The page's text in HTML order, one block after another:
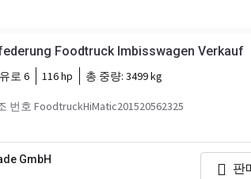
Foodtruck Imbisswagen Verkauf
유로 6 116 hp 총 중량: 3499 kg
번호 FoodtruckHiMatic201520562325
GmbH
판